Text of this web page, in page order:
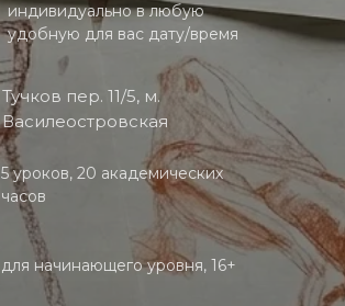
для начинающего уровня, 16+
5 уроков, 20 академических
часов
индивидуально в любую
удобную для вас дату/время
Тучков пер. 11/5, м.
Василеостровская